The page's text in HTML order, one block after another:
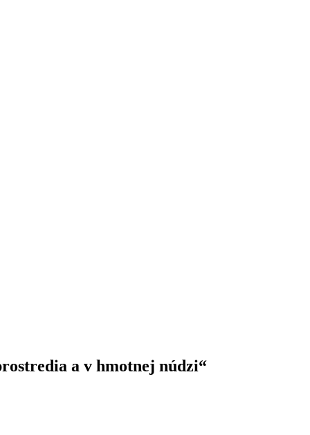
a v hmotnej núdzi“